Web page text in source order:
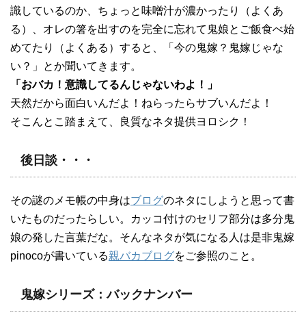
識しているのか、ちょっと味噌汁が濃かったり（よくあ
る）、オレの箸を出すのを完全に忘れて鬼娘とご飯食べ始
めてたり（よくある）すると、「今の鬼嫁？鬼嫁じゃな
い？」とか聞いてきます。
「おバカ！意識してるんじゃないわよ！」
天然だから面白いんだよ！ねらったらサブいんだよ！
そこんとこ踏まえて、良質なネタ提供ヨロシク！
後日談・・・
その謎のメモ帳の中身はブログのネタにしようと思って書
いたものだったらしい。カッコ付けのセリフ部分は多分鬼
娘の発した言葉だな。そんなネタが気になる人は是非鬼嫁
pinocoが書いている親バカブログをご参照のこと。
鬼嫁シリーズ：バックナンバー